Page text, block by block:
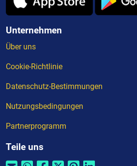
Unternehmen
Über uns
Cookie-Richtlinie
Datenschutz-Bestimmungen
Nutzungsbedingungen
Partnerprogramm
Teile uns